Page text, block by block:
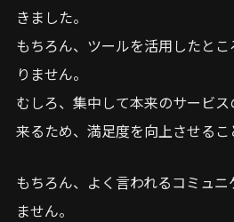
きました。
もちろん、ツールを活用したと
りません。
むしろ、集中して本来のサービ
来るため、満足度を向上させるこ
もちろん、よく言われるコミュ
ません。